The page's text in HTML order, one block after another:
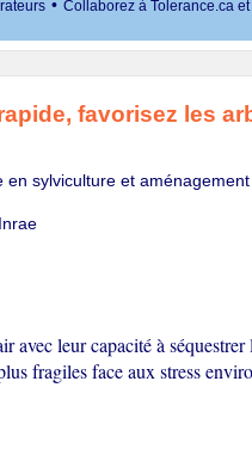
• Collaborez à Tolerance.ca
favorisez les
sylviculture et
avec leur capacité à
fragiles face aux stress